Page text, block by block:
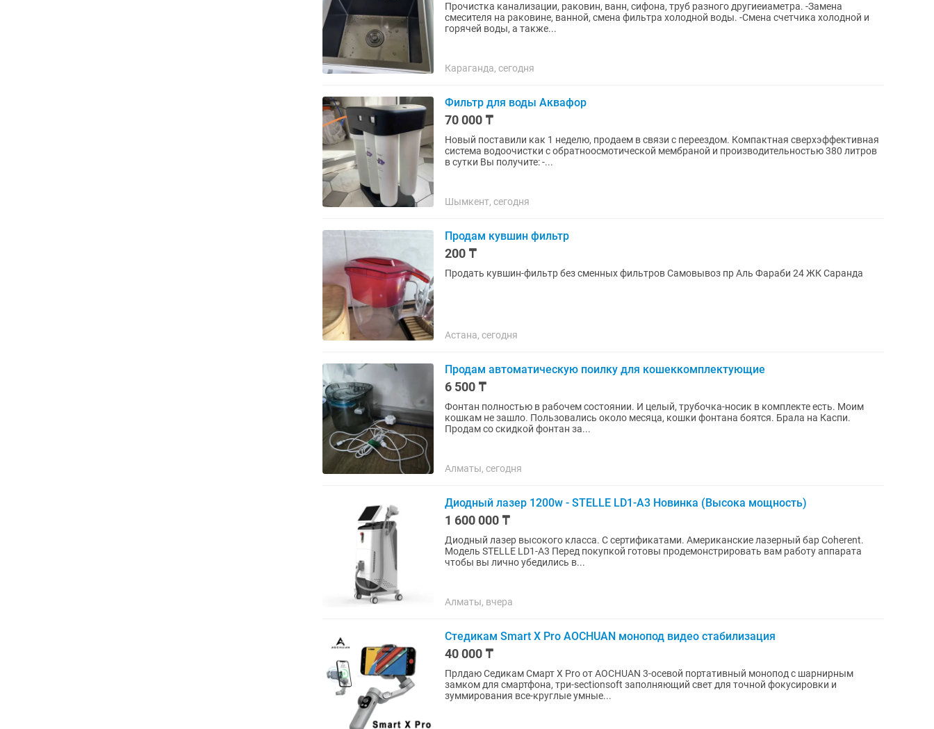
Прочистка канализации, раковин, ванн, сифона, труб разного другиеиаметра. -Замена
смесителя на раковине, ванной, смена фильтра холодной воды. -Смена счетчика холодной и
горячей воды, а также...
Караганда, сегодня
Фильтр для воды Аквафор
70 000 ₸
Новый поставили как 1 неделю, продаем в связи с переездом. Компактная сверхэффективная
система водоочистки с обратноосмотической мембраной и производительностью 380 литров
в сутки Вы получите: -...
Шымкент, сегодня
Продам кувшин фильтр
200 ₸
Продать кувшин-фильтр без сменных фильтров Самовывоз пр Аль Фараби 24 ЖК Саранда
Астана, сегодня
Продам автоматическую поилку для кошеккомплектующие
6 500 ₸
Фонтан полностью в рабочем состоянии. И целый, трубочка-носик в комплекте есть. Моим
кошкам не зашло. Пользовались около месяца, кошки фонтана боятся. Брала на Каспи.
Продам со скидкой фонтан за...
Алматы, сегодня
Диодный лазер 1200w - STELLE LD1-A3 Новинка (Высока мощность)
1 600 000 ₸
Диодный лазер высокого класса. С сертификатами. Американские лазерный бар Coherent.
Модель STELLE LD1-A3 Перед покупкой готовы продемонстрировать вам работу аппарата
чтобы вы лично убедились в...
Алматы, вчера
Стедикам Smart X Pro AOCHUAN монопод видео стабилизация
40 000 ₸
Прлдаю Седикам Смарт X Pro от AOCHUAN 3-осевой портативный монопод с шарнирным
замком для смартфона, три-sectionsoft заполняющий свет для точной фокусировки и
зуммирования все-круглые умные...